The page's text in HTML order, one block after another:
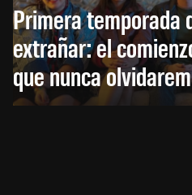
Primera temporada
extrañar: el
que nunca